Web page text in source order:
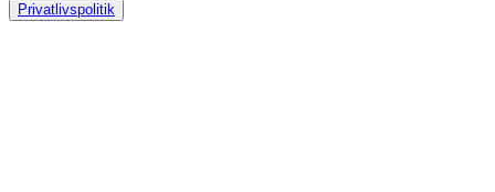
Privatlivspolitik